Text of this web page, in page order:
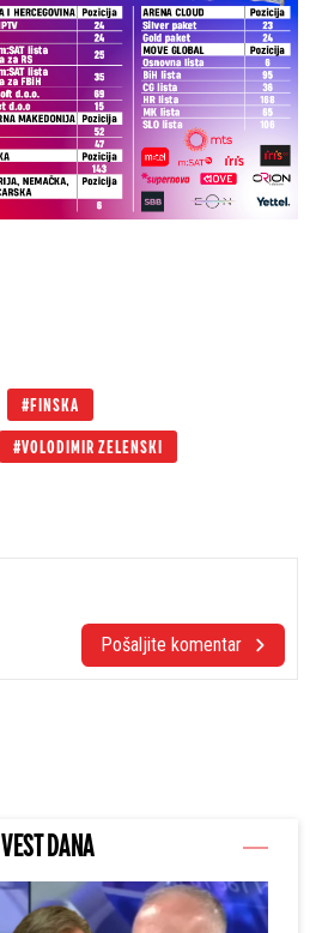
FINSKA
VOLODIMIR ZELENSKI
Pošaljite komentar
VEST DANA